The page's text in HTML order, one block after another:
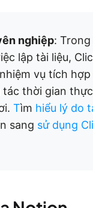
nghiệp:
lập tài liệu,
vụ tích
tác thời gian
Tìm hiểu lý do
sang sử dụng